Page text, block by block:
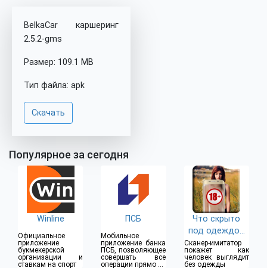
BelkaCar каршеринг
2.5.2-gms
Размер: 109.1 MB
Тип файла: apk
Скачать
Популярное за сегодня
Winline
Официальное
приложение
букмекерской
организации и
ставкам на спорт
ПСБ
Мобильное
приложение банка
ПСБ, позволяющее
совершать все
операции прямо из
Что скрыто
под одеждой
(18+)
Сканер-имитатор
покажет как
человек выглядит
без одежды